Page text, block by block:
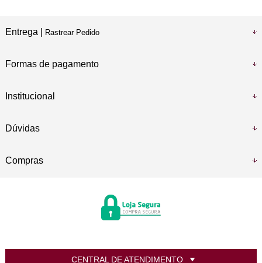
Entrega | Rastrear Pedido
Formas de pagamento
Institucional
Dúvidas
Compras
CENTRAL DE ATENDIMENTO